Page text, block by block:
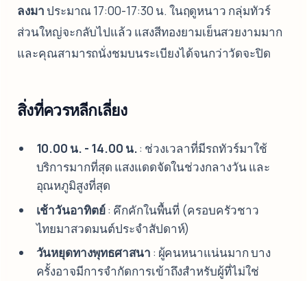
ลงมา ประมาณ 17:00-17:30 น. ในฤดูหนาว กลุ่มทัวร์
ส่วนใหญ่จะกลับไปแล้ว แสงสีทองยามเย็นสวยงามมาก
และคุณสามารถนั่งชมบนระเบียงได้จนกว่าวัดจะปิด
สิ่งที่ควรหลีกเลี่ยง
10.00 น. - 14.00 น.: ช่วงเวลาที่มีรถทัวร์มาใช้
บริการมากที่สุด แสงแดดจัดในช่วงกลางวัน และ
อุณหภูมิสูงที่สุด
เช้าวันอาทิตย์: คึกคักในพื้นที่ (ครอบครัวชาว
ไทยมาสวดมนต์ประจำสัปดาห์)
วันหยุดทางพุทธศาสนา : ผู้คนหนาแน่นมาก บาง
ครั้งอาจมีการจำกัดการเข้าถึงสำหรับผู้ที่ไม่ใช่